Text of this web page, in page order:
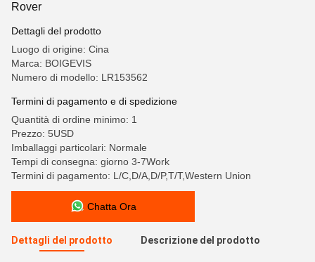
Rover
Dettagli del prodotto
Luogo di origine: Cina
Marca: BOIGEVIS
Numero di modello: LR153562
Termini di pagamento e di spedizione
Quantità di ordine minimo: 1
Prezzo: 5USD
Imballaggi particolari: Normale
Tempi di consegna: giorno 3-7Work
Termini di pagamento: L/C,D/A,D/P,T/T,Western Union
Chatta Ora
Dettagli del prodotto Descrizione del prodotto